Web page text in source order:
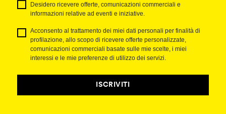
Desidero ricevere offerte, comunicazioni commerciali e
informazioni relative ad eventi e iniziative.
Acconsento al trattamento dei miei dati personali per finalità di
profilazione, allo scopo di ricevere offerte personalizzate,
comunicazioni commerciali basate sulle mie scelte, i miei
interessi e le mie preferenze di utilizzo dei servizi.
ISCRIVITI